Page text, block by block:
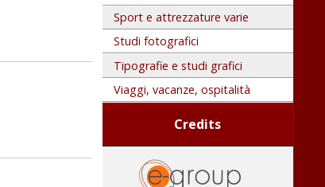
Sport e attrezzature varie
Studi fotografici
Tipografie e studi grafici
Viaggi, vacanze, ospitalità
Credits